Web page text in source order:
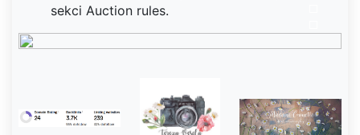
sekci Auction rules.